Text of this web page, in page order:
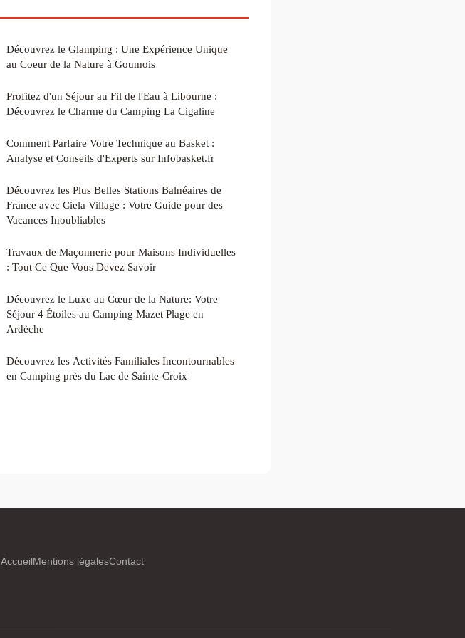
Découvrez le Glamping : Une Expérience Unique
au Coeur de la Nature à Goumois
Profitez d'un Séjour au Fil de l'Eau à Libourne :
Découvrez le Charme du Camping La Cigaline
Comment Parfaire Votre Technique au Basket :
Analyse et Conseils d'Experts sur Infobasket.fr
Découvrez les Plus Belles Stations Balnéaires de
France avec Ciela Village : Votre Guide pour des
Vacances Inoubliables
Travaux de Maçonnerie pour Maisons Individuelles
: Tout Ce Que Vous Devez Savoir
Découvrez le Luxe au Cœur de la Nature: Votre
Séjour 4 Étoiles au Camping Mazet Plage en
Ardèche
Découvrez les Activités Familiales Incontournables
en Camping près du Lac de Sainte-Croix
AccueilMentions légalesContact